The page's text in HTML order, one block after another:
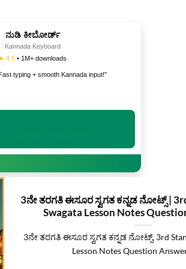
ನುಡಿ ಕೀಬೋರ್ಡ್
Kannada Keyboard
4.5 • 1M+ downloads
typing + smooth Kannada input!"
3ನೇ ತರಗತಿ ಈಸೂರ ಸ್ವಗತ ಕನ್ನಡ ನೋಟ್ಸ್‌ |
Swagata Lesson Notes
3ನೇ ತರಗತಿ ಈಸೂರ ಸ್ವಗತ ಕನ್ನಡ ನೋಟ್ಸ್‌, 3rd
Lesson Notes Question